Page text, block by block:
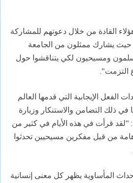
القادة من خلال دعوتهم للمشاركة
يشارك ممثلون من الجامعة
ومسيحيون لكي يتناقشوا حول
التزمت".
الإيجابية التي قدمها العالم
في ذلك التضامن والاستنكار وزيارة
"لقد قرأت في هذه الأيام في كثير من
هامة من قبل مفكرين مسيحيين تحدثوا
المأساوية يظهر كل معنى إنسانية